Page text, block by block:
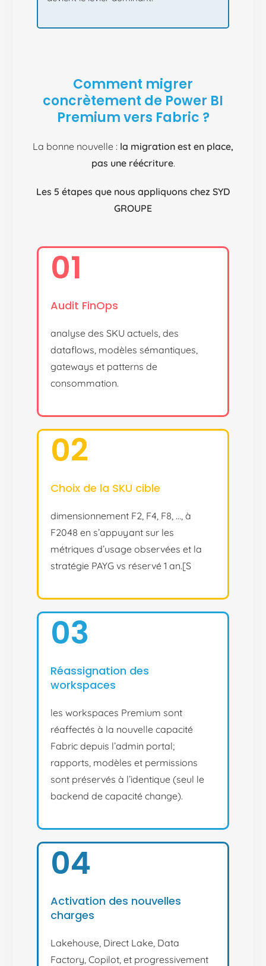
Comment migrer
concrètement de Power BI
Premium vers Fabric ?
La bonne nouvelle : la migration est en place,
pas une réécriture.
Les 5 étapes que nous appliquons chez SYD
GROUPE
01
Audit FinOps
analyse des SKU actuels, des
dataflows, modèles sémantiques,
gateways et patterns de
consommation.
02
Choix de la SKU cible
dimensionnement F2, F4, F8, …, à
F2048 en s’appuyant sur les
métriques d’usage observées et la
stratégie PAYG vs réservé 1 an.[S
03
Réassignation des
workspaces
les workspaces Premium sont
réaffectés à la nouvelle capacité
Fabric depuis l’admin portal;
rapports, modèles et permissions
sont préservés à l’identique (seul le
backend de capacité change).
04
Activation des nouvelles
charges
Lakehouse, Direct Lake, Data
Factory, Copilot, et progressivement